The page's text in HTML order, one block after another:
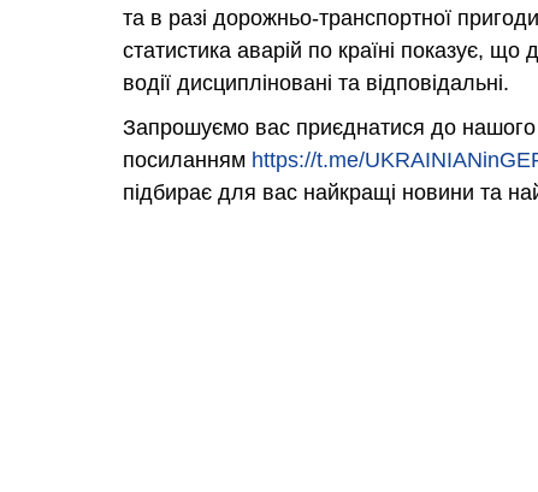
та в разі дорожньо-транспортної
статистика аварій по країні показує, що
водії дисципліновані та відповідальні.
Запрошуємо вас приєднатися до
посиланням https://t.me/
підбирає для вас найкращі новини та